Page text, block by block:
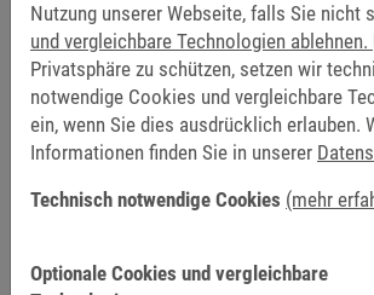
Nutzung unserer Webseite, falls Sie nicht
und vergleichbare Technologien ablehnen.
Privatsphäre zu schützen, setzen wir
notwendige Cookies und vergleichbare
ein, wenn Sie dies ausdrücklich erlauben.
Informationen finden Sie in unserer
Technisch notwendige Cookies (mehr
Optionale Cookies und vergleichbare